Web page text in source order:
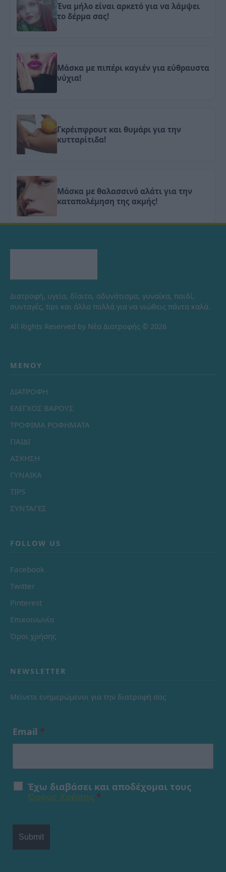
Ένα μήλο είναι αρκετό για να λάμψει
το δέρμα σας!
Μάσκα με πιπέρι καγιέν για εύθραυστα
νύχια!
Γκρέιπφρουτ και θυμάρι για την
κυτταρίτιδα!
Μάσκα με θαλασσινό αλάτι για την
καταπολέμηση της ακμής!
Διατροφή, υγεία, δίαιτα, αδυνάτισμα, γυναίκα, παιδί,
συνταγές, tips και άλλα πολλά για να νιώθεις πάντα καλά.
All Rights Reserved by Νέα Διατροφής © 2026
ΜΕΝΟΎ
ΔΙΑΤΡΟΦΗ
ΕΛΕΓΧΟΣ ΒΑΡΟΥΣ
ΤΡΟΦΙΜΑ ΡΟΦΗΜΑΤΑ
ΠΑΙΔΙ
ΑΣΚΗΣΗ
ΓΥΝΑΙΚΑ
TIPS
ΣΥΝΤΑΓΕΣ
FOLLOW US
Facebook
Twitter
Pinterest
Επικοινωνία
Όροι χρήσης
NEWSLETTER
Μείνετε ενημερώμενοι για την διατροφή σας
Email *
Έχω διαβάσει και αποδέχομαι τους
*